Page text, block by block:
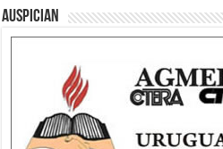
Auspician